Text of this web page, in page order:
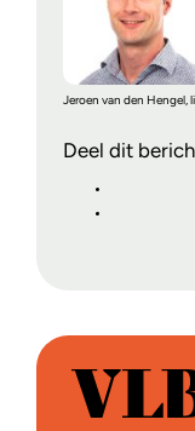
Jeroen van den Hengel,
Deel dit